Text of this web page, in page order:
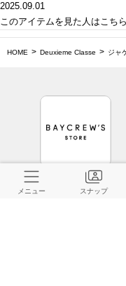
2025.09.01
このアイテムを見た人はこち
HOME Deuxieme Classe ジャ
メニュー スナップ